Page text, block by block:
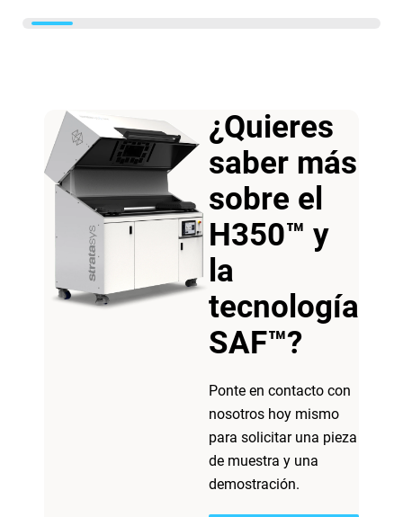
¿Quieres
saber más
sobre el
H350™ y
la
tecnología
SAF™?
Ponte en contacto con
nosotros hoy mismo
para solicitar una pieza
de muestra y una
demostración.